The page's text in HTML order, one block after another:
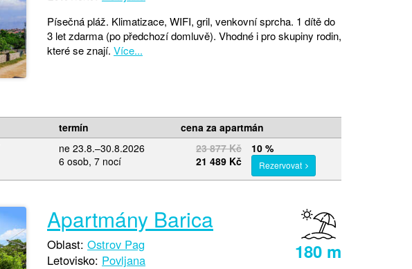
Písečná pláž. Klimatizace, WIFI, gril, venkovní sprcha. 1 dítě do
3 let zdarma (po předchozí domluvě). Vhodné i pro skupiny rodin,
které se znají. Více...
termín
cena za apartmán
ne 23.8.–30.8.2026
6 osob, 7 nocí
23 877 Kč
21 489 Kč
10 %
Rezervovat
180 m
Apartmány Barica
Oblast: Ostrov Pag
Letovisko: Povljana